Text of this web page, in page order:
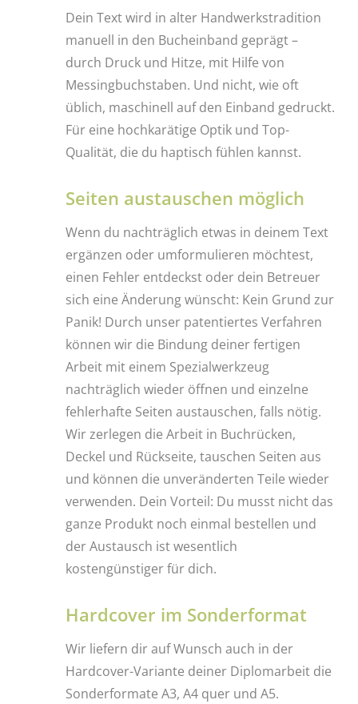
Dein Text wird in alter Handwerkstradition
manuell in den Bucheinband geprägt –
durch Druck und Hitze, mit Hilfe von
Messingbuchstaben. Und nicht, wie oft
üblich, maschinell auf den Einband gedruckt.
Für eine hochkarätige Optik und Top-
Qualität, die du haptisch fühlen kannst.
Seiten austauschen möglich
Wenn du nachträglich etwas in deinem Text
ergänzen oder umformulieren möchtest,
einen Fehler entdeckst oder dein Betreuer
sich eine Änderung wünscht: Kein Grund zur
Panik! Durch unser patentiertes Verfahren
können wir die Bindung deiner fertigen
Arbeit mit einem Spezialwerkzeug
nachträglich wieder öffnen und einzelne
fehlerhafte Seiten austauschen, falls nötig.
Wir zerlegen die Arbeit in Buchrücken,
Deckel und Rückseite, tauschen Seiten aus
und können die unveränderten Teile wieder
verwenden. Dein Vorteil: Du musst nicht das
ganze Produkt noch einmal bestellen und
der Austausch ist wesentlich
kostengünstiger für dich.
Hardcover im Sonderformat
Wir liefern dir auf Wunsch auch in der
Hardcover-Variante deiner Diplomarbeit die
Sonderformate A3, A4 quer und A5.